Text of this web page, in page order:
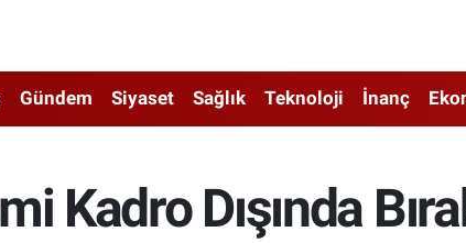
Gündem Siyaset Sağlık Teknoloji İnanç
Kadro Dışında